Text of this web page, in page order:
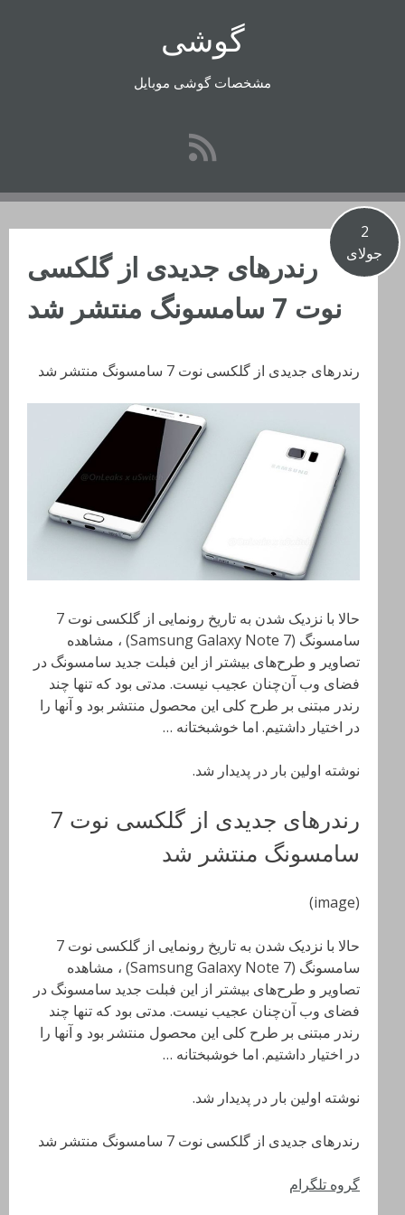
گوشی
مشخصات گوشی موبایل
2
جولای
رندرهای جدیدی از گلکسی
نوت 7 سامسونگ منتشر شد
رندرهای جدیدی از گلکسی نوت 7 سامسونگ منتشر شد
حالا با نزدیک شدن به تاریخ رونمایی از گلکسی نوت 7
سامسونگ (Samsung Galaxy Note 7) ، مشاهده
تصاویر و طرح‌های بیشتر از این فبلت جدید سامسونگ در
فضای وب آن‌چنان عجیب نیست. مدتی بود که تنها چند
رندر مبتنی بر طرح کلی این محصول منتشر بود و آنها را
در اختیار داشتیم. اما خوشبختانه …
نوشته اولین بار در پدیدار شد.
رندرهای جدیدی از گلکسی نوت 7
سامسونگ منتشر شد
(image)
حالا با نزدیک شدن به تاریخ رونمایی از گلکسی نوت 7
سامسونگ (Samsung Galaxy Note 7) ، مشاهده
تصاویر و طرح‌های بیشتر از این فبلت جدید سامسونگ در
فضای وب آن‌چنان عجیب نیست. مدتی بود که تنها چند
رندر مبتنی بر طرح کلی این محصول منتشر بود و آنها را
در اختیار داشتیم. اما خوشبختانه …
نوشته اولین بار در پدیدار شد.
رندرهای جدیدی از گلکسی نوت 7 سامسونگ منتشر شد
گروه تلگرام